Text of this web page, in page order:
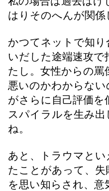
はりそのへんが関係
かつてネットで知
いだした途端速攻
たし。女性からの
悪いのかわからな
がさらに自己評価
スパイラルを生み
ね。
あと、トラウマと
たことがあって、
を思い知らされ、